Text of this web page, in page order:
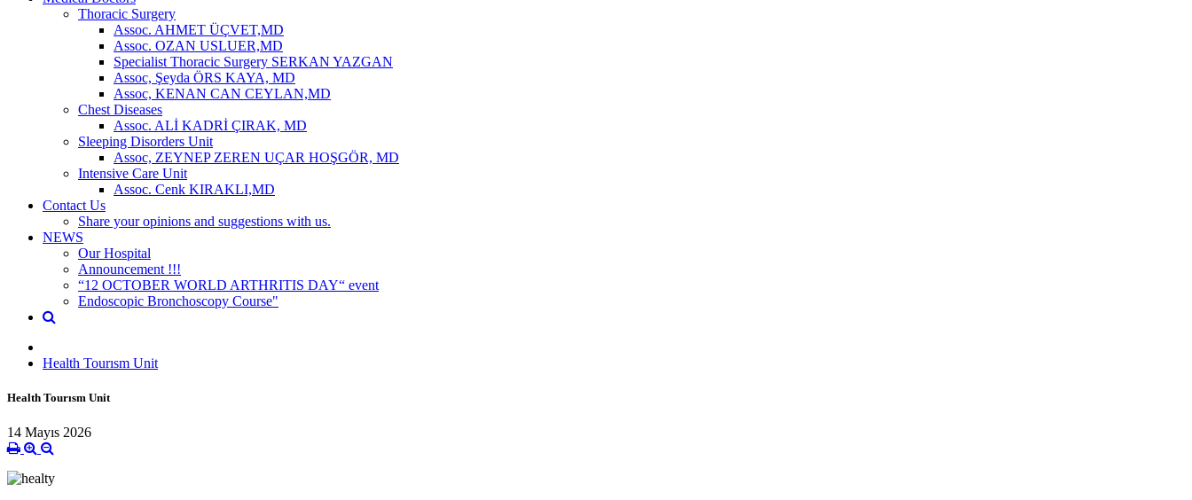
Thoracic Surgery
Assoc. AHMET ÜÇVET,MD
Assoc. OZAN USLUER,MD
Specialist Thoracic Surgery SERKAN YAZGAN
Assoc, Şeyda ÖRS KAYA, MD
Assoc, KENAN CAN CEYLAN,MD
Chest Diseases
Assoc. ALİ KADRİ ÇIRAK, MD
Sleeping Disorders Unit
Assoc, ZEYNEP ZEREN UÇAR HOŞGÖR, MD
Intensive Care Unit
Assoc. Cenk KIRAKLI,MD
Contact Us
Share your opinions and suggestions with us.
NEWS
Our Hospital
Announcement !!!
“12 OCTOBER WORLD ARTHRITIS DAY“ event
Endoscopic Bronchoscopy Course"
Health Tourısm Unit
Health Tourısm Unit
14 Mayıs 2026